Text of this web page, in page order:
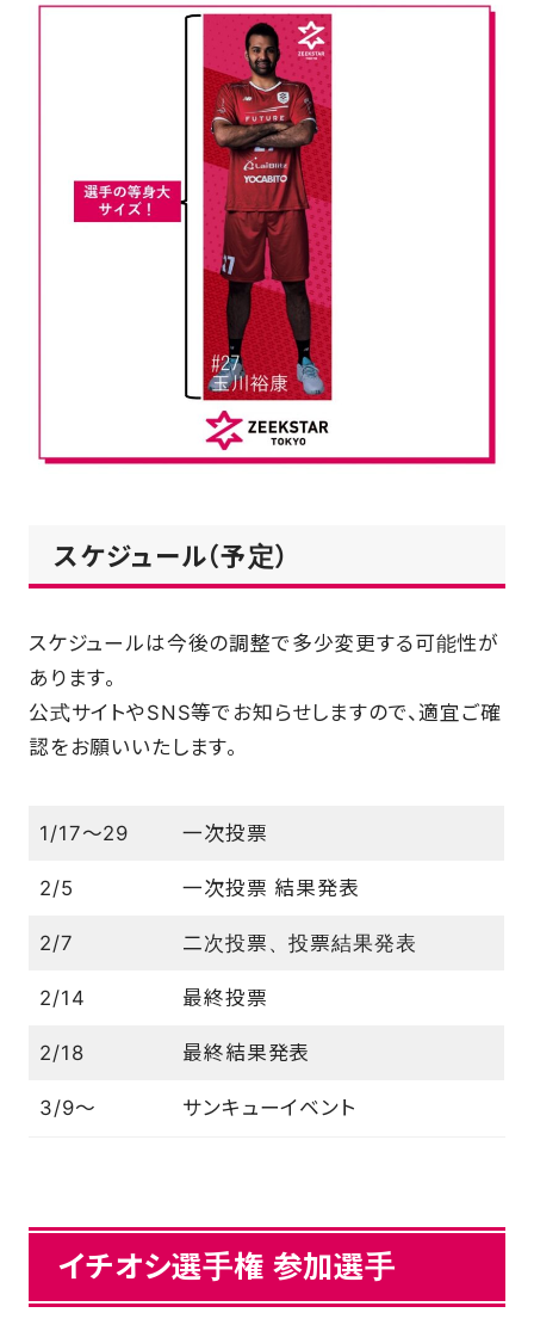
スケジュール（予定）
スケジュールは今後の調整で多少変更する可能性が
あります。
公式サイトやSNS等でお知らせしますので、適宜ご確
認をお願いいたします。
1/17～29 一次投票
2/5 一次投票 結果発表
2/7 二次投票、投票結果発表
2/14 最終投票
2/18 最終結果発表
3/9～ サンキューイベント
イチオシ選手権 参加選手